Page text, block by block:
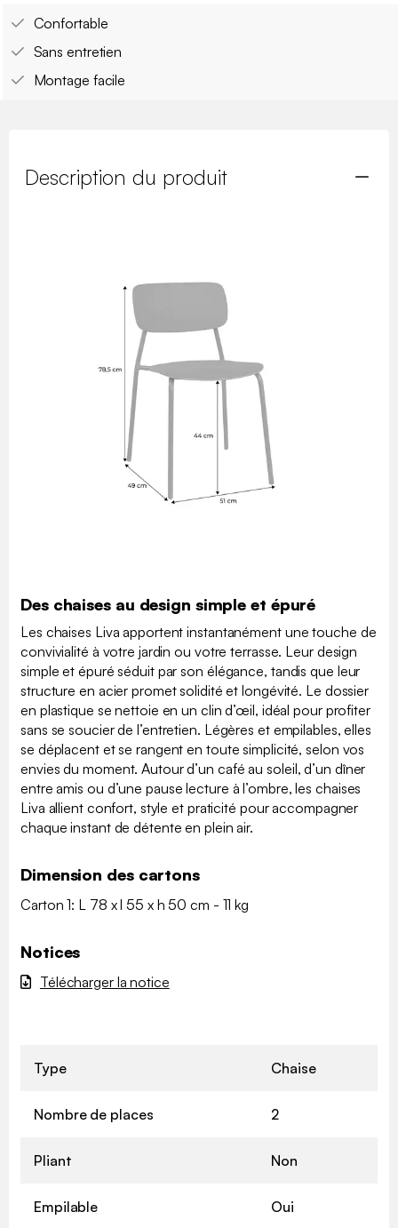
Confortable
Sans entretien
Montage facile
Description du produit
Des chaises au design simple et épuré
Les chaises Liva apportent instantanément une touche de
convivialité à votre jardin ou votre terrasse. Leur design
simple et épuré séduit par son élégance, tandis que leur
structure en acier promet solidité et longévité. Le dossier
en plastique se nettoie en un clin d’œil, idéal pour profiter
sans se soucier de l’entretien. Légères et empilables, elles
se déplacent et se rangent en toute simplicité, selon vos
envies du moment. Autour d’un café au soleil, d’un dîner
entre amis ou d’une pause lecture à l’ombre, les chaises
Liva allient confort, style et praticité pour accompagner
chaque instant de détente en plein air.
Dimension des cartons
Carton 1: L 78 x l 55 x h 50 cm - 11 kg
Notices
Télécharger la notice
Type Chaise
Nombre de places 2
Pliant Non
Empilable Oui